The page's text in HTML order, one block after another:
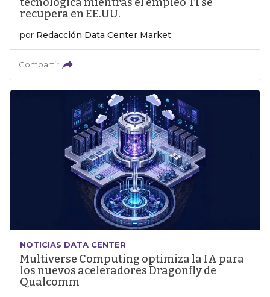
recupera en EE.UU.
por Redacción Data Center Market
Compartir
NOTICIAS DATA CENTER
Multiverse Computing optimiza la IA para
los nuevos aceleradores Dragonfly de
Qualcomm